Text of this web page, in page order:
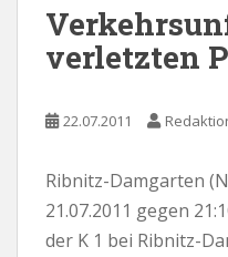
verletzten
22.07.2011
Ribnitz-Damgarten
21.07.2011 gegen
der K 1 bei Ribnitz-